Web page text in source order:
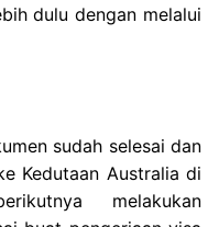
dulu dengan melalui
sudah selesai dan
Kedutaan Australia di
melakukan